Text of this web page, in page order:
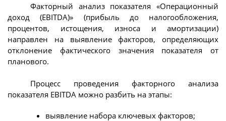
Факторный анализ показателя «Операционный
доход (EBITDA)» (прибыль до налогообложения,
процентов, истощения, износа и амортизации)
направлен на выявление факторов, определяющих
отклонение фактического значения показателя от
планового.
Процесс проведения факторного анализа
показателя EBITDA можно разбить на этапы:
выявление набора ключевых факторов;